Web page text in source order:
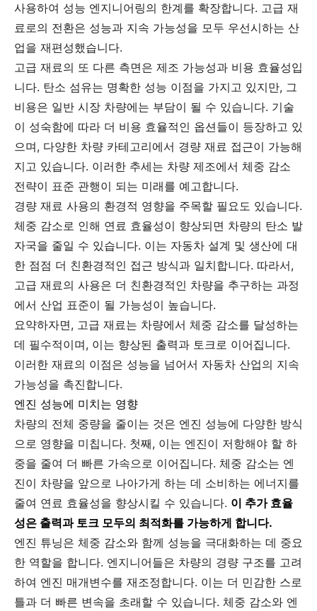
사용하여 성능 엔지니어링의 한계를 확장합니다. 고급 재
료로의 전환은 성능과 지속 가능성을 모두 우선시하는 산
업을 재편성했습니다.
고급 재료의 또 다른 측면은 제조 가능성과 비용 효율성입
니다. 탄소 섬유는 명확한 성능 이점을 가지고 있지만, 그
비용은 일반 시장 차량에는 부담이 될 수 있습니다. 기술
이 성숙함에 따라 더 비용 효율적인 옵션들이 등장하고 있
으며, 다양한 차량 카테고리에서 경량 재료 접근이 가능해
지고 있습니다. 이러한 추세는 차량 제조에서 체중 감소
전략이 표준 관행이 되는 미래를 예고합니다.
경량 재료 사용의 환경적 영향을 주목할 필요도 있습니다.
체중 감소로 인해 연료 효율성이 향상되면 차량의 탄소 발
자국을 줄일 수 있습니다. 이는 자동차 설계 및 생산에 대
한 점점 더 친환경적인 접근 방식과 일치합니다. 따라서,
고급 재료의 사용은 더 친환경적인 차량을 추구하는 과정
에서 산업 표준이 될 가능성이 높습니다.
요약하자면, 고급 재료는 차량에서 체중 감소를 달성하는
데 필수적이며, 이는 향상된 출력과 토크로 이어집니다.
이러한 재료의 이점은 성능을 넘어서 자동차 산업의 지속
가능성을 촉진합니다.
엔진 성능에 미치는 영향
차량의 전체 중량을 줄이는 것은 엔진 성능에 다양한 방식
으로 영향을 미칩니다. 첫째, 이는 엔진이 저항해야 할 하
중을 줄여 더 빠른 가속으로 이어집니다. 체중 감소는 엔
진이 차량을 앞으로 나아가게 하는 데 소비하는 에너지를
줄여 연료 효율성을 향상시킬 수 있습니다. 이 추가 효율
성은 출력과 토크 모두의 최적화를 가능하게 합니다.
엔진 튜닝은 체중 감소와 함께 성능을 극대화하는 데 중요
한 역할을 합니다. 엔지니어들은 차량의 경량 구조를 고려
하여 엔진 매개변수를 재조정합니다. 이는 더 민감한 스로
틀과 더 빠른 변속을 초래할 수 있습니다. 체중 감소와 엔